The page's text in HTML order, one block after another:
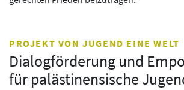
PROJEKT VON JUGEND EINE WELT
Dialogförderung und
für palästinensische